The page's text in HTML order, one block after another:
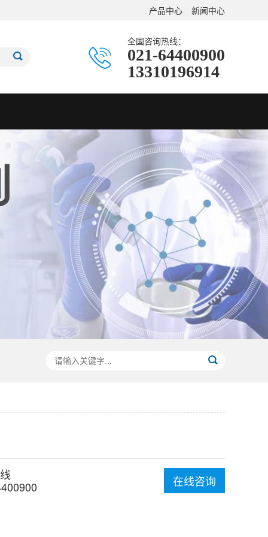
产品中心 新闻中心
全国咨询热线：
021-64400900
13310196914
在线咨询